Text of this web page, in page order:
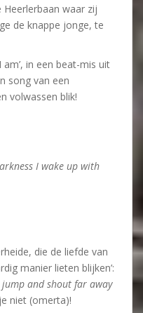
waar zij
de knappe jonge, te
in een beat-mis uit
song van een
volwassen blik!
I wake up with
die de liefde van
manier lieten blijken’:
jump and shout far away
niet (omerta)!